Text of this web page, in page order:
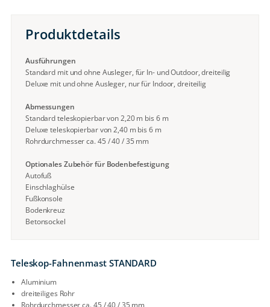
Produktdetails
Ausführungen
Standard mit und ohne Ausleger, für In- und Outdoor, dreiteilig
Deluxe mit und ohne Ausleger, nur für Indoor, dreiteilig
Abmessungen
Standard teleskopierbar von 2,20 m bis 6 m
Deluxe teleskopierbar von 2,40 m bis 6 m
Rohrdurchmesser ca. 45 / 40 / 35 mm
Optionales Zubehör für Bodenbefestigung
Autofuß
Einschlaghülse
Fußkonsole
Bodenkreuz
Betonsockel
Teleskop-Fahnenmast STANDARD
Aluminium
dreiteiliges Rohr
Rohrdurchmesser ca. 45 / 40 / 35 mm